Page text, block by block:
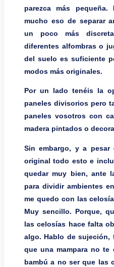
parezca más
mucho eso de separar
un poco más
diferentes alfombras o
del suelo es suficiente
modos más originales.
Por un lado tenéis la
paneles divisorios pero
paneles vosotros con
madera pintados o
Sin embargo, y a pesar
original todo esto e
quedar muy bien, ante
para dividir ambientes
me quedo con las
Muy sencillo. Porque,
las celosías hace falta
algo. Hablo de sujeción,
que una mampara no te
bambú a no ser que las